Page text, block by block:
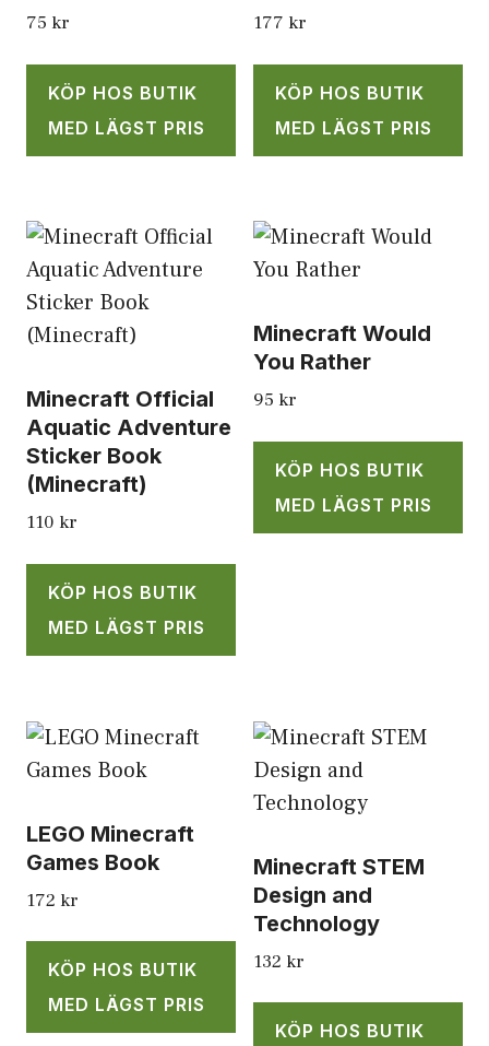
75 kr
KÖP HOS BUTIK
MED LÄGST PRIS
177 kr
KÖP HOS BUTIK
MED LÄGST PRIS
Minecraft Official
Aquatic Adventure
Sticker Book
(Minecraft)
110 kr
KÖP HOS BUTIK
MED LÄGST PRIS
Minecraft Would
You Rather
95 kr
KÖP HOS BUTIK
MED LÄGST PRIS
LEGO Minecraft
Games Book
172 kr
KÖP HOS BUTIK
MED LÄGST PRIS
Minecraft STEM
Design and
Technology
132 kr
KÖP HOS BUTIK